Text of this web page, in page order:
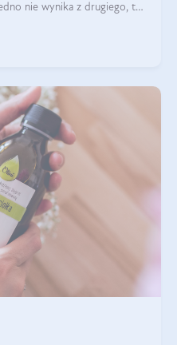
nie wynika z drugiego, to